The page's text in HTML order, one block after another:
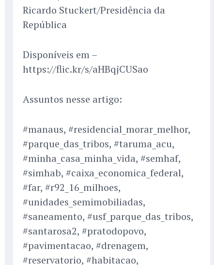
Ricardo Stuckert/Presidência da
República
Disponíveis em –
https://flic.kr/s/aHBqjCUSao
Assuntos nesse artigo:
#manaus, #residencial_morar_melhor,
#parque_das_tribos, #taruma_acu,
#minha_casa_minha_vida, #semhaf,
#simhab, #caixa_economica_federal,
#far, #r92_16_milhoes,
#unidades_semimobiliadas,
#saneamento, #usf_parque_das_tribos,
#santarosa2, #pratodopovo,
#pavimentacao, #drenagem,
#reservatorio, #habitacao,